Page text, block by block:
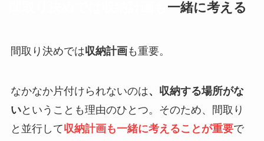
一緒に考える
間取り決めでは収納計画も重要。
なかなか片付けられないのは、収納する場所がな
いということも理由のひとつ。そのため、間取り
と並行して収納計画も一緒に考えることが重要で